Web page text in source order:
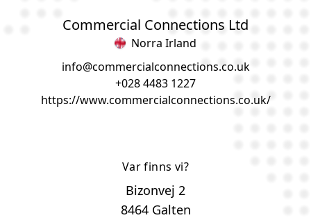
Commercial Connections Ltd
Norra Irland
info@commercialconnections.co.uk
+028 4483 1227
https://www.commercialconnections.co.uk/
Var finns vi?
Bizonvej 2
8464 Galten